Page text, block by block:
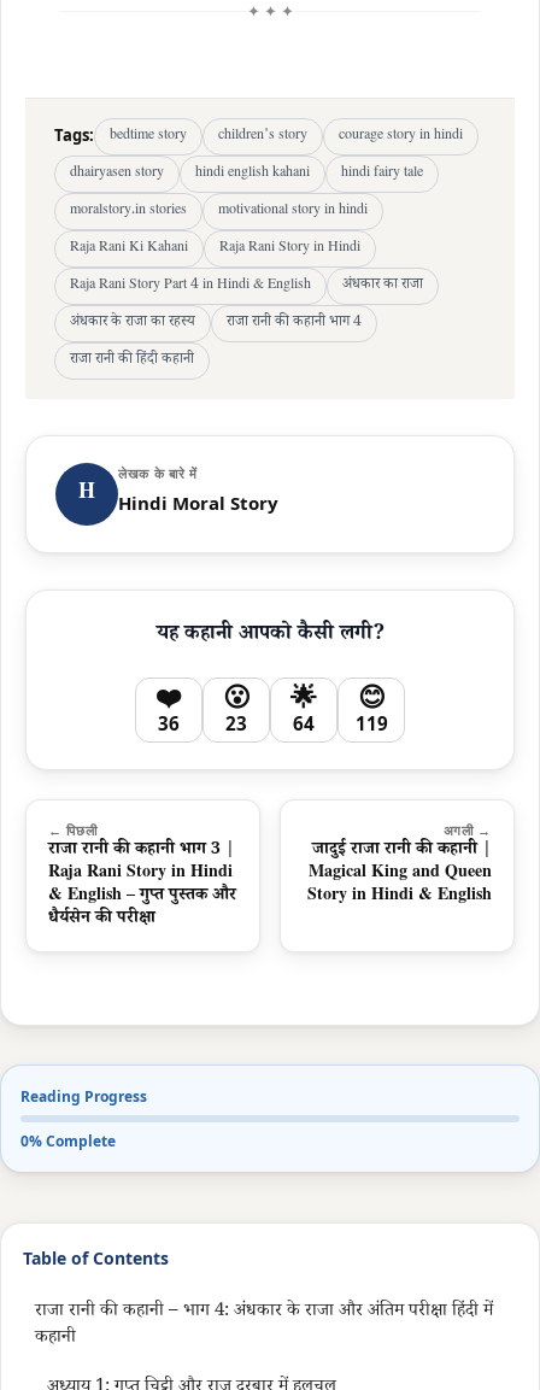
✦ ✦ ✦
Tags: bedtime story children's story
courage story in hindi
dhairyasen story
hindi english kahani
hindi fairy tale
moralstory.in stories
motivational story in hindi
Raja Rani Ki Kahani
Raja Rani Story in Hindi
Raja Rani Story Part 4 in Hindi & English
अंधकार का राजा
अंधकार के राजा का रहस्य
राजा रानी की कहानी भाग 4
राजा रानी की हिंदी कहानी
H
लेखक के बारे में
Hindi Moral Story
यह कहानी आपको कैसी लगी?
❤️
36
😮
23
🌟
64
😊
119
← पिछली
राजा रानी की कहानी भाग 3 |
Raja Rani Story in Hindi
& English – गुप्त पुस्तक और
धैर्यसेन की परीक्षा
अगली →
जादुई राजा रानी की कहानी |
Magical King and Queen
Story in Hindi & English
Reading Progress
0% Complete
Table of Contents
राजा रानी की कहानी – भाग 4: अंधकार के राजा और अंतिम परीक्षा हिंदी में
कहानी